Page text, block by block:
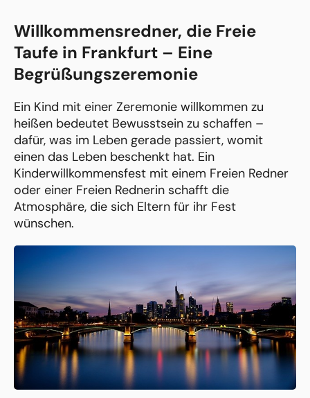
Willkommensredner, die Freie
Taufe in Frankfurt – Eine
Begrüßungszeremonie
Ein Kind mit einer Zeremonie willkommen zu
heißen bedeutet Bewusstsein zu schaffen –
dafür, was im Leben gerade passiert, womit
einen das Leben beschenkt hat. Ein
Kinderwillkommensfest mit einem Freien Redner
oder einer Freien Rednerin schafft die
Atmosphäre, die sich Eltern für ihr Fest
wünschen.